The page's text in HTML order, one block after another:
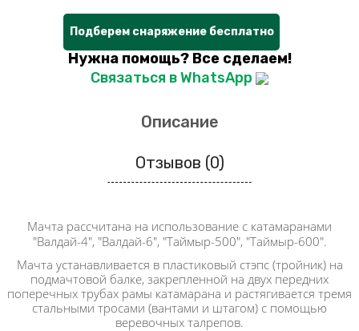
Подберем снаряжение бесплатно
Нужна помощь? Все сделаем!
Связаться в WhatsApp
Описание
Отзывов (0)
Мачта рассчитана на использование с катамаранами
"Валдай-4", "Валдай-6", "Таймыр-500", "Таймыр-600".
Мачта устанавливается в пластиковый стэпс (тройник) на
подмачтовой балке, закрепленной на двух передних
поперечных трубах рамы катамарана и растягивается тремя
стальными тросами (вантами и штагом) с помощью
веревочных талрепов.